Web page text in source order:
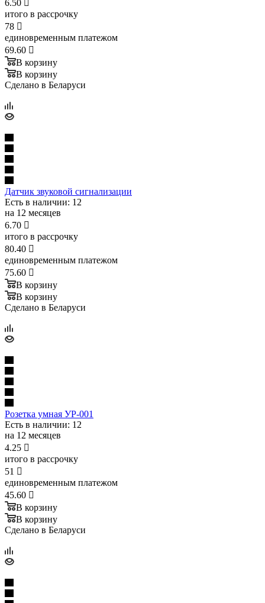
6.50 
итого в рассрочку
78 
единовременным платежом
69.60 
В корзину
В корзину
Сделано в Беларуси
Датчик звуковой сигнализации
Есть в наличии: 12
на 12 месяцев
6.70 
итого в рассрочку
80.40 
единовременным платежом
75.60 
В корзину
В корзину
Сделано в Беларуси
Розетка умная УР-001
Есть в наличии: 12
на 12 месяцев
4.25 
итого в рассрочку
51 
единовременным платежом
45.60 
В корзину
В корзину
Сделано в Беларуси